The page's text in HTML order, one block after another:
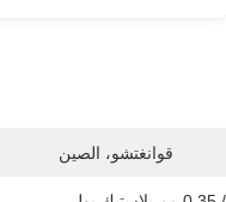
قوانغتشو، الصين